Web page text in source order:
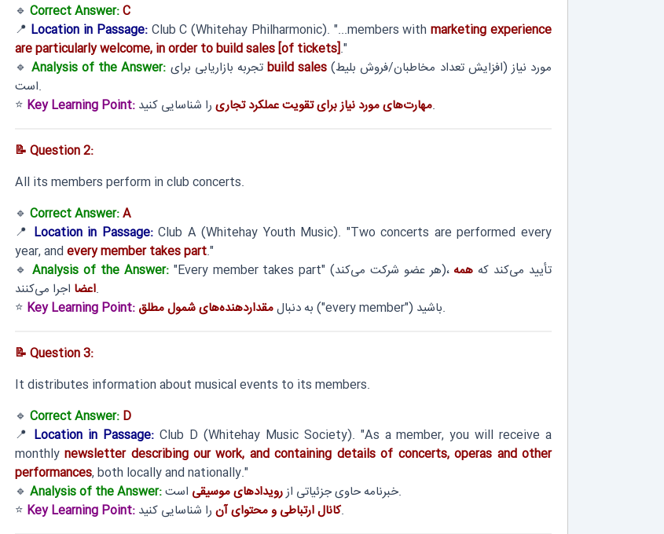
🔹 Correct Answer:C
📍 Location in Passage:Club C (Whitehay Philharmonic). "...members withmarketing experience
are particularly welcome, in order to build sales [of tickets]."
🔹 Analysis of the Answer: تجربه بازاریابی برایbuild sales (افزایش تعداد مخاطبان/فروش بلیط) مورد نیاز
است.
⭐ Key Learning Point: مهارت‌های مورد نیاز برای تقویت عملکرد تجاریرا شناسایی کنید.
📝 Question 2:
All its members perform in club concerts.
🔹 Correct Answer:A
📍 Location in Passage:Club A (Whitehay Youth Music). "Two concerts are performed every
year, and every member takes part."
🔹Analysis of the Answer: "Every member takes part" (هر عضو شرکت می‌کند)، تأیید می‌کند که همه
اعضااجرا می‌کنند.
⭐ Key Learning Point: به دنبالمقداردهنده‌های شمول مطلق ("every member") باشید.
📝 Question 3:
It distributes information about musical events to its members.
🔹 Correct Answer: D
📍 Location in Passage: Club D (Whitehay Music Society). "As a member, you will receive a
monthlynewsletter describing our work, and containing details of concerts, operas and other
performances, both locally and nationally."
🔹 Analysis of the Answer: خبرنامه حاوی جزئیاتی ازرویدادهای موسیقی
است.
⭐ Key Learning Point: کانال ارتباطی و محتوای آنرا شناسایی کنید.